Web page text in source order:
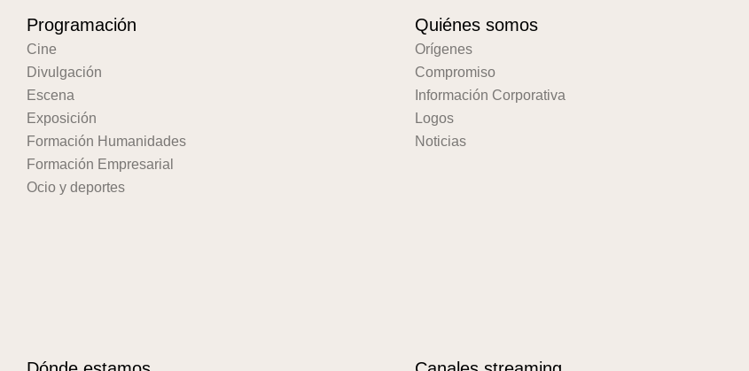
Programación
Cine
Divulgación
Escena
Exposición
Formación Humanidades
Formación Empresarial
Ocio y deportes
Quiénes somos
Orígenes
Compromiso
Información Corporativa
Logos
Noticias